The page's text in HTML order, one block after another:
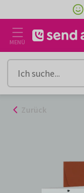
Inhalt
gehen
MENÜ